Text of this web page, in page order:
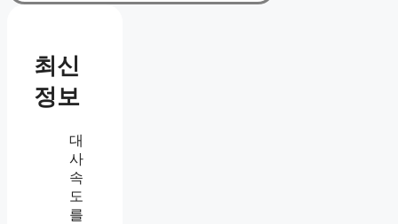
최신
정보
대
사
속
도
를